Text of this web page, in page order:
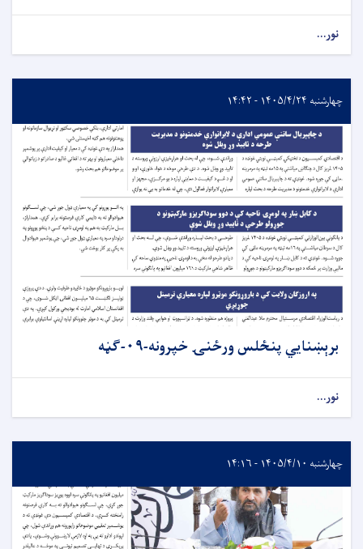
نور...
چهارشنبه ۱۴۰۵/۴/۲۴ - ۱۴:۴۲
برېښنایي پنځلس ورځنۍ خپرونه-۰۹-ګڼه
نور...
چهارشنبه ۱۴۰۵/۴/۱۰ - ۱۴:۱۶